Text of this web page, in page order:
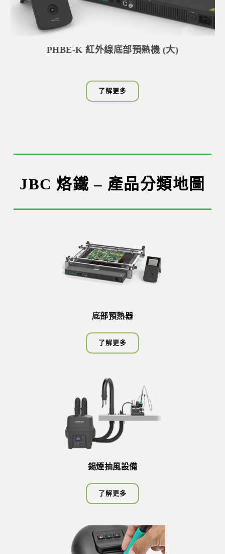
PHBE-K 紅外線底部預熱機 (大)
了解更多
JBC 烙鐵 – 產品分類地圖
底部預熱器
了解更多
錫煙抽風設備
了解更多